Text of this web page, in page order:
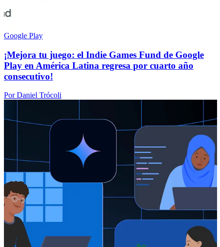
Google Play
¡Mejora tu juego: el Indie Games Fund de Google
Play en América Latina regresa por cuarto año
consecutivo!
Por Daniel Trócoli